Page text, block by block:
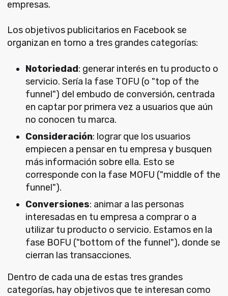
empresas.
Los objetivos publicitarios en Facebook se
organizan en torno a tres grandes categorías:
Notoriedad: generar interés en tu producto o
servicio. Sería la fase TOFU (o "top of the
funnel") del embudo de conversión, centrada
en captar por primera vez a usuarios que aún
no conocen tu marca.
Consideración: lograr que los usuarios
empiecen a pensar en tu empresa y busquen
más información sobre ella. Esto se
corresponde con la fase MOFU ("middle of the
funnel").
Conversiones: animar a las personas
interesadas en tu empresa a comprar o a
utilizar tu producto o servicio. Estamos en la
fase BOFU ("bottom of the funnel"), donde se
cierran las transacciones.
Dentro de cada una de estas tres grandes
categorías, hay objetivos que te interesan como